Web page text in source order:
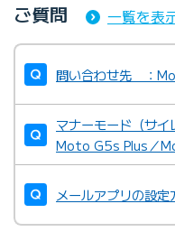
ご質問
一覧を表
問い合わせ先 ：
マナーモード（サ
Moto G5s Plus／
メールアプリの設